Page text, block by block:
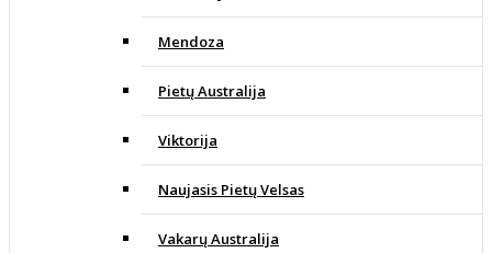
Mendoza
Pietų Australija
Viktorija
Naujasis Pietų Velsas
Vakarų Australija